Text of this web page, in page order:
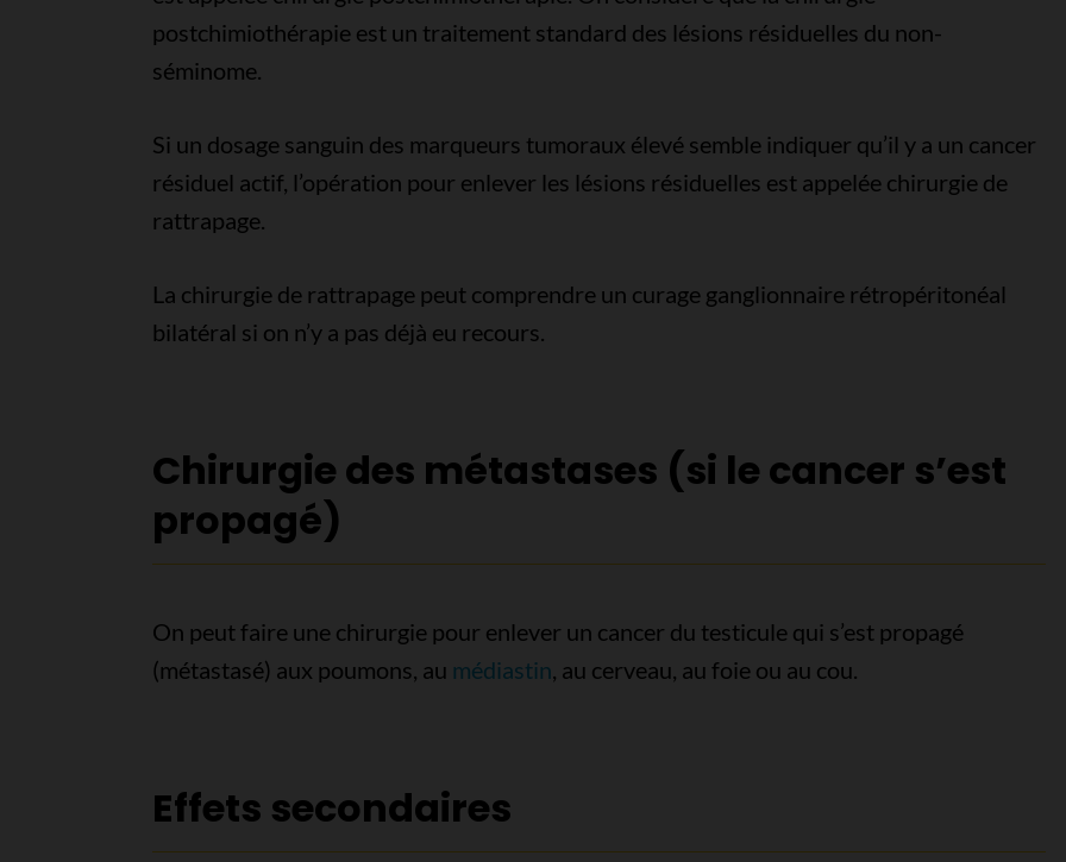
postchimiothérapie est un traitement standard des lésions résiduelles du non-
séminome.
Si un dosage sanguin des marqueurs tumoraux élevé semble indiquer qu’il y a un cancer
résiduel actif, l’opération pour enlever les lésions résiduelles est appelée chirurgie de
rattrapage.
La chirurgie de rattrapage peut comprendre un curage ganglionnaire rétropéritonéal
bilatéral si on n’y a pas déjà eu recours.
Chirurgie des métastases (si le cancer s’est
propagé)
On peut faire une chirurgie pour enlever un cancer du testicule qui s’est propagé
(métastasé) aux poumons, au médiastin, au cerveau, au foie ou au cou.
Effets secondaires